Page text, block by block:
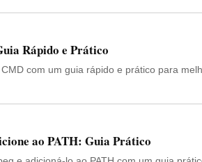
Rápido e Prático
com um guia rápido e prático para
ao PATH: Guia Prático